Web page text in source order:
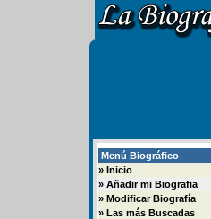
Menú Biográfico
» Inicio
» Añadir mi Biografia
» Modificar Biografía
» Las más Buscadas